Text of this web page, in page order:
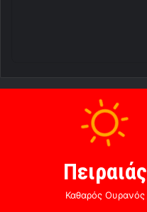
Πειραιάς
Καθαρός Ουρανός